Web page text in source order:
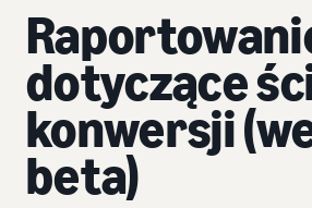
dotyczące
konwersji
beta)